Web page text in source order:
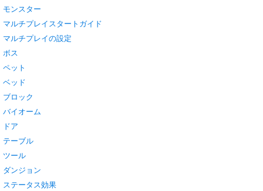
モンスター
マルチプレイスタートガイド
マルチプレイの設定
ボス
ペット
ベッド
ブロック
バイオーム
ドア
テーブル
ツール
ダンジョン
ステータス効果